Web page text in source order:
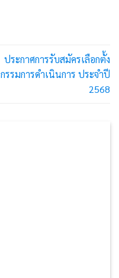
ประกาศการรับสมัครเลือกตั้ง
กรรมการดำเนินการ ประจำปี
2568